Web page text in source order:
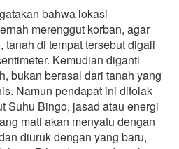
bahwa lokasi
merenggut korban, agar
tanah di tempat tersebut digali
Kemudian diganti
bukan berasal dari tanah yang
Namun pendapat ini ditolak
Suhu Bingo, jasad atau energi
mati akan menyatu dengan
diuruk dengan yang baru,